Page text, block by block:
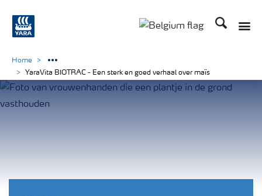
Zoek op
Home
YaraVita BIOTRAC - Een sterk en goed verhaal over maïs